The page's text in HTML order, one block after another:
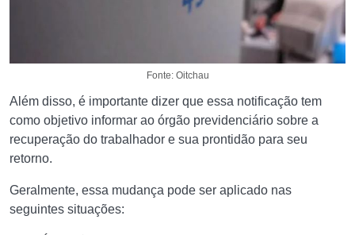
Fonte: Oitchau
Além disso, é importante dizer que essa notificação tem
como objetivo informar ao órgão previdenciário sobre a
recuperação do trabalhador e sua prontidão para seu
retorno.
Geralmente, essa mudança pode ser aplicado nas
seguintes situações: